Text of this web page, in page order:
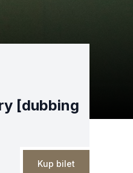
[dubbing
Kup bilet